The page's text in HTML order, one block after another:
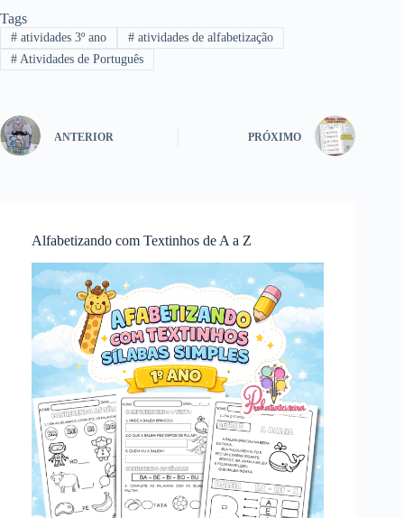
Tags
#atividades 3º ano #atividades de alfabetização
#Atividades de Português
ANTERIOR PRÓXIMO
Alfabetizando com Textinhos de A a Z